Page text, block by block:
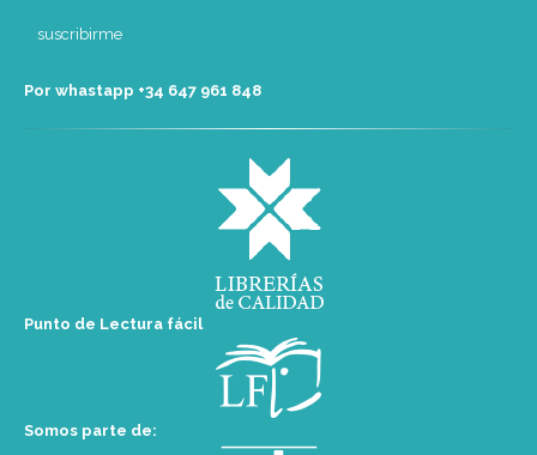
Por whastapp +34 ‭647 961 848‬
Punto de Lectura fácil
Somos parte de: